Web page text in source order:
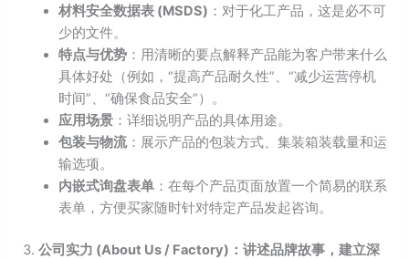
材料安全数据表 (MSDS) ：对于化工产品，这是必不可
少的文件。
特点与优势 ：用清晰的要点解释产品能为客户带来什么
具体好处（例如，“提高产品耐久性”、“减少运营停机
时间”、“确保食品安全”）。
应用场景 ：详细说明产品的具体用途。
包装与物流：展示产品的包装方式、集装箱装载量和运
输选项。
内嵌式询盘表单 ：在每个产品页面放置一个简易的联系
表单，方便买家随时针对特定产品发起咨询。
公司实力 (About Us / Factory) ：讲述品牌故事，建立深